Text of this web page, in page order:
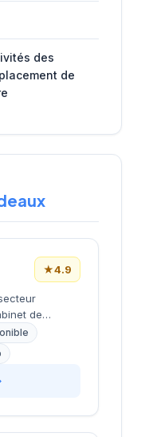
des
de
★4.9
de
de conseil
d'une
une note de